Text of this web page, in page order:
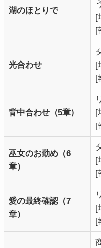
湖のほとりで
う
[
[
光合わせ
[
[
背中合わせ（5章）
[
[
巫女のお勤め（6
章）
[
[
愛の最終確認（7
章）
[
[